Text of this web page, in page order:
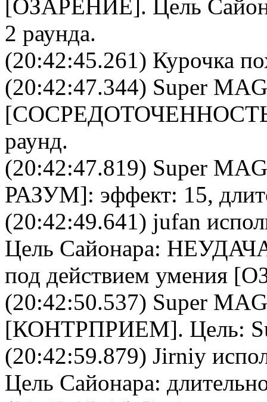
[ОЗАРЕНИЕ]. Цель
2 раунда.
(20:42:45.261) Курочка
(20:42:47.344) Super MAG
[
раунд.
(20:42:47.819) Super MAG
РАЗУМ]: эффект: 15,
(20:42:49.641) jufan
Цель Сайонара: НЕУДАЧА
под действием умения
(20:42:50.537) Super MAG
[КОНТРПРИЕМ]. Цель:
(20:42:59.879) Jirniy
Цель Сайонара: